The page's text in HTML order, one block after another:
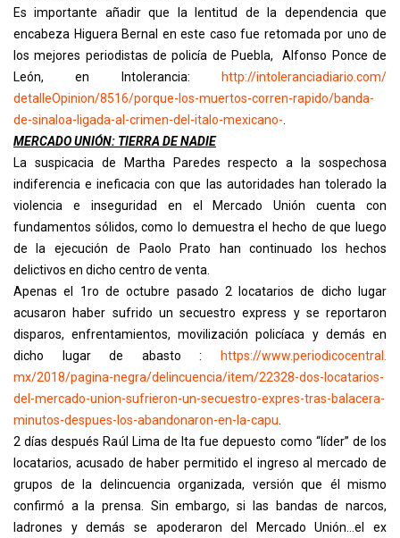
Es importante añadir que la lentitud de la dependencia que
encabeza Higuera Bernal en este caso fue retomada por uno de
los mejores periodistas de policía de Puebla, Alfonso Ponce de
León, en Intolerancia:
http://intoleranciadiario.com/
detalleOpinion/8516/porque- los-muertos-corren-rapido/banda-
de-sinaloa-ligada-al-crimen-del-italo-mexicano-.
MERCADO UNIÓN: TIERRA DE NADIE
La suspicacia de Martha Paredes respecto a la sospechosa
indiferencia e ineficacia con que las autoridades han tolerado la
violencia e inseguridad en el Mercado Unión cuenta con
fundamentos sólidos, como lo demuestra el hecho de que luego
de la ejecución de Paolo Prato han continuado los hechos
delictivos en dicho centro de venta.
Apenas el 1ro de octubre pasado 2 locatarios de dicho lugar
acusaron haber sufrido un secuestro express y se reportaron
disparos, enfrentamientos, movilización policíaca y demás en
dicho lugar de abasto :
https://www.periodicocentral.
mx/2018/pagina-negra/delincuencia/item/22328-dos- locatarios-
del-mercado-union-sufrieron-un-secuestro-expres-tras-balacera-
minutos-despues- los-abandonaron-en-la-capu.
2 días después Raúl Lima de Ita fue depuesto como “líder” de los
locatarios, acusado de haber permitido el ingreso al mercado de
grupos de la delincuencia organizada, versión que él mismo
confirmó a la prensa. Sin embargo, si las bandas de narcos,
ladrones y demás se apoderaron del Mercado Unión…el ex